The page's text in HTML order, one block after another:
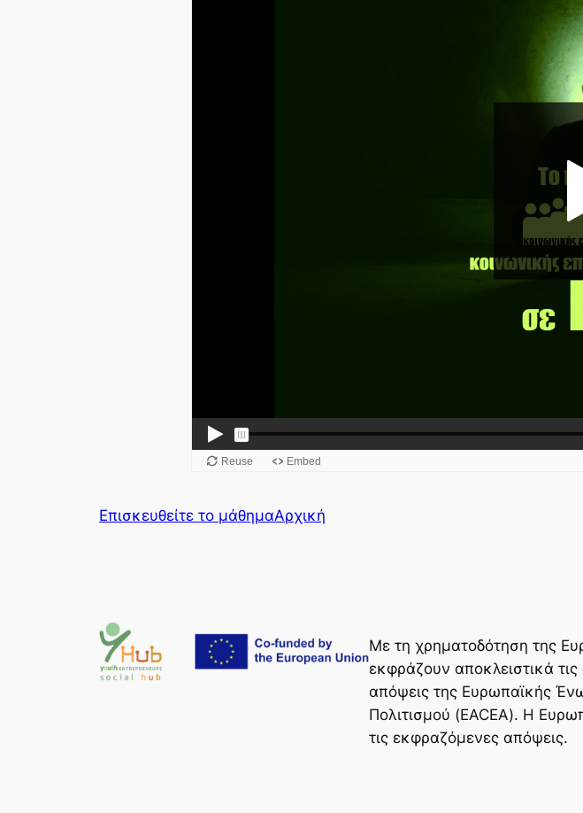
Επισκευθείτε το μάθημαΑρχική
Με τη χρηματοδότηση της
εκφράζουν αποκλειστικά
απόψεις της Ευρωπαϊκής
Πολιτισμού (EACEA). Η
τις εκφραζόμενες απόψεις.